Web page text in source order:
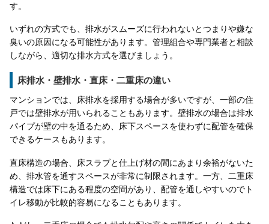
す。
いずれの方式でも、排水がスムーズに行われないとつまりや嫌な
臭いの原因になる可能性があります。管理組合や専門業者と相談
しながら、適切な排水方式を選びましょう。
床排水・壁排水・直床・二重床の違い
マンションでは、床排水を採用する場合が多いですが、一部の住
戸では壁排水が用いられることもあります。壁排水の場合は排水
パイプが壁の中を通るため、床下スペースを使わずに配管を確保
できるケースもあります。
直床構造の場合、床スラブと仕上げ材の間にあまり余裕がないた
め、排水管を通すスペースが非常に制限されます。一方、二重床
構造では床下にある程度の空間があり、配管を通しやすいのでト
イレ移動が比較的容易になることもあります。